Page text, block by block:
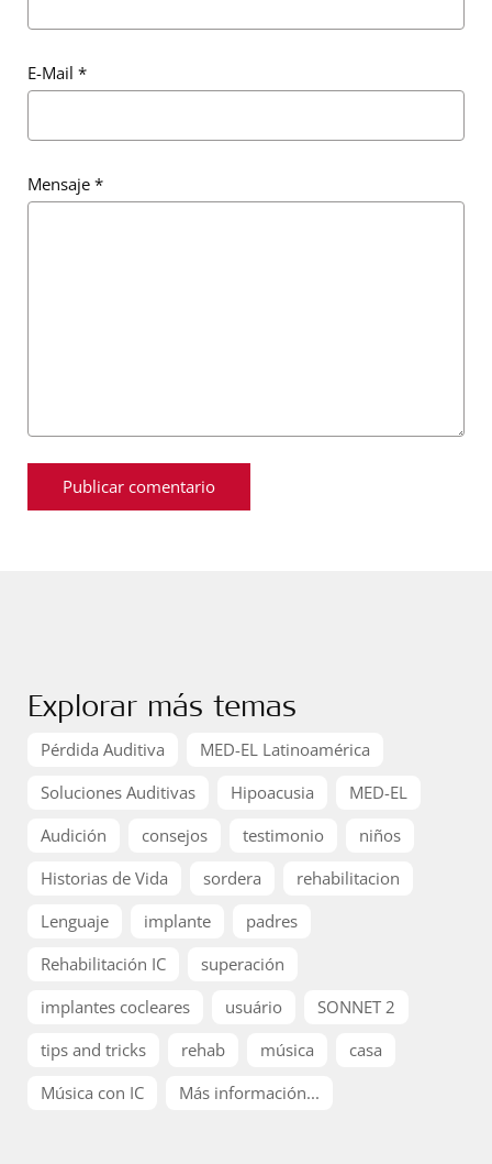
E-Mail *
Mensaje *
Explorar más temas
Pérdida Auditiva
MED-EL Latinoamérica
Soluciones Auditivas
Hipoacusia
MED-EL
Audición
consejos testimonio
niños
Historias de Vida
sordera
rehabilitacion
Lenguaje
implante
padres
Rehabilitación IC
superación
implantes cocleares
usuário
SONNET 2
tips and tricks
rehab música
casa
Música con IC
Más información...